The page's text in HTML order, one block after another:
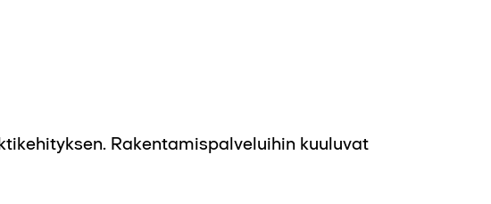
Rakentamispalveluihin kuuluvat